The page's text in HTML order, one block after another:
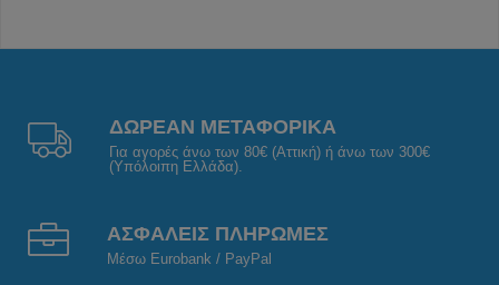
ΔΩΡΕΑΝ ΜΕΤΑΦΟΡΙΚΑ
Για αγορές άνω των 80€ (Αττική) ή άνω των 300€
(Υπόλοιπη Ελλάδα).
ΑΣΦΑΛΕΙΣ ΠΛΗΡΩΜΕΣ
Μέσω Eurobank / PayPal